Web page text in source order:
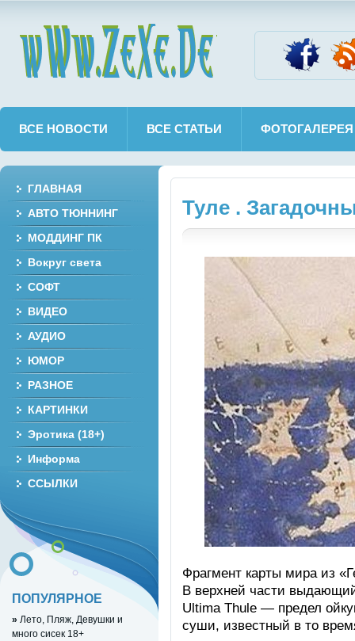
ВСЕ НОВОСТИ ВСЕ СТАТЬИ ФОТОГАЛЕРЕЯ
Туле .
Фрагмент карты мира из
В верхней части
Ultima Thule — предел
суши, известный в то
ГЛАВНАЯ
АВТО ТЮННИНГ
МОДДИНГ ПК
Вокруг света
СОФТ
ВИДЕО
АУДИО
ЮМОР
РАЗНОЕ
КАРТИНКИ
Эротика (18+)
Информа
ССЫЛКИ
ПОПУЛЯРНОЕ
» Лето, Пляж, Девушки и
много сисек 18+